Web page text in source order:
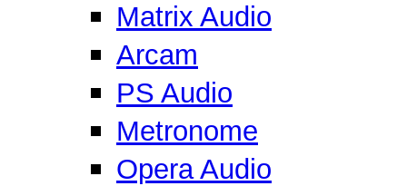
Matrix Audio
Arcam
PS Audio
Metronome
Opera Audio